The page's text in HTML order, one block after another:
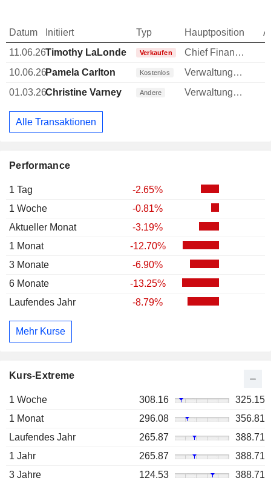
Performance
1 Tag
-2.65%
1 Woche
-0.81%
Aktueller Monat
-3.19%
1 Monat
-12.70%
3 Monate
-6.90%
6 Monate
-13.25%
Laufendes Jahr
-8.79%
Mehr Kurse
Kurs-Extreme
1 Woche 308.16
325.15
1 Monat
296.08
356.81
Laufendes Jahr
265.87
388.71
1 Jahr
265.87
388.71
3 Jahre
124.53
388.71
Datum Initiiert Typ Hauptposition
11.06.26Timothy LaLonde Verkaufen Chief Financial Officer (CFO)
10.06.26Pamela Carlton Kostenlos
Verwaltungsratsmitglied
01.03.26Christine Varney Andere Verwaltungsratsmitglied
Alle Transaktionen